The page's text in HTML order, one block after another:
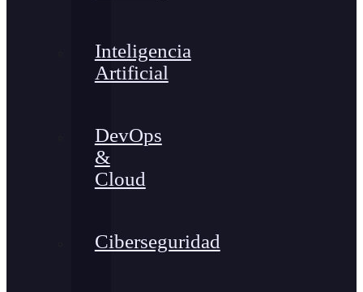
Inteligencia
Artificial
DevOps
&
Cloud
Ciberseguridad